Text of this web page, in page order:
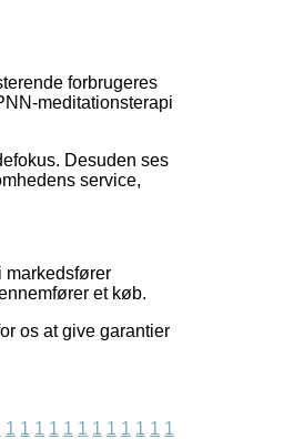
forbrugeres
meditationsterapi
Desuden ses
service,
markedsfører
et køb.
os at give garantier
1 1 1 1 1 1 1 1 1 1 1 1